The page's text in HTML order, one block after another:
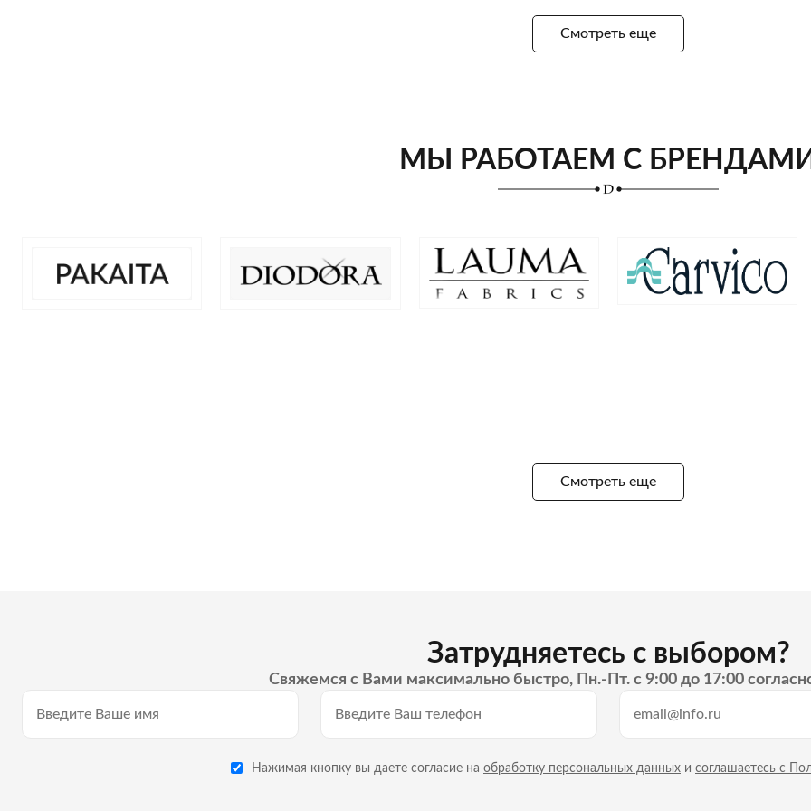
Смотреть еще
МЫ РАБОТАЕМ С
Смотреть еще
Затрудняетесь с выбором?
Свяжемся с Вами максимально быстро, Пн.-Пт. с 9:00 до 17:00
Нажимая кнопку вы даете согласие на обработку персональных данных и соглашаетесь с